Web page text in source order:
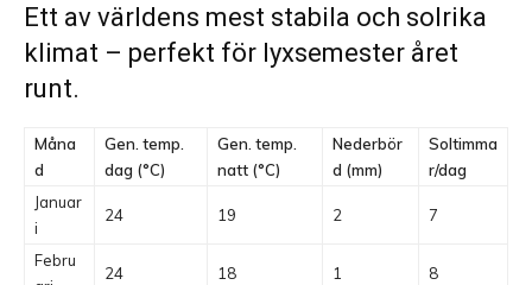
Ett av världens mest stabila och solrika
klimat – perfekt för lyxsemester året
runt.
Måna
d
Gen. temp.
dag (°C)
Gen. temp.
natt (°C)
Nederbör
d (mm)
Soltimma
r/dag
Januar
i
24 19 2 7
Febru
24 18 1 8